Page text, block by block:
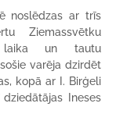
noslēdzas ar trīs
Ziemassvētku
laika un tautu
varēja dzirdēt
kopā ar I. Birģeli
dziedātājas Ineses